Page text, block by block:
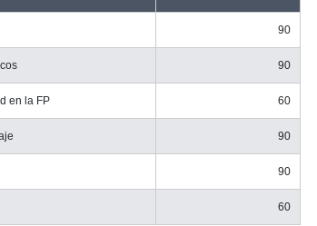
90
90
en la FP 60
90
90
60